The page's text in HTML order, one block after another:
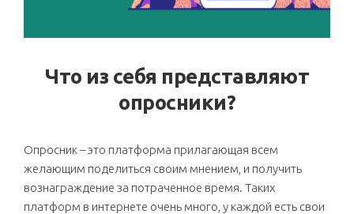
Что из себя представляют
опросники?
Опросник – это платформа прилагающая всем
желающим поделиться своим мнением, и получить
вознаграждение за потраченное время. Таких
платформ в интернете очень много, у каждой есть свои